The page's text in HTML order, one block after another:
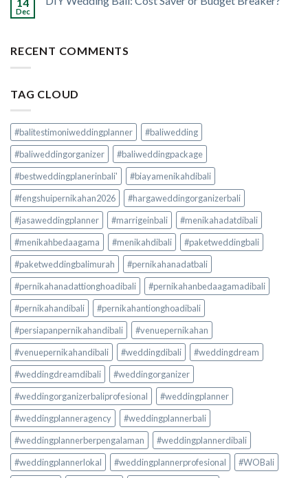
Dec
RECENT COMMENTS
TAG CLOUD
#balitestimoniweddingplanner
#baliwedding
#baliweddingorganizer
#baliweddingpackage
#bestweddingplanerinbali'
#biayamenikahdibali
#fengshuipernikahan2026
#hargaweddingorganizerbali
#jasaweddingplanner
#marrigeinbali
#menikahadatdibali
#menikahbedaagama
#menikahdibali
#paketweddingbali
#paketweddingbalimurah
#pernikahanadatbali
#pernikahanadattionghoadibali
#pernikahanbedaagamadibali
#pernikahandibali
#pernikahantionghoadibali
#persiapanpernikahandibali
#venuepernikahan
#venuepernikahandibali
#weddingdibali
#weddingdream
#weddingdreamdibali
#weddingorganizer
#weddingorganizerbaliprofesional
#weddingplanner
#weddingplanneragency
#weddingplannerbali
#weddingplannerberpengalaman
#weddingplannerdibali
#weddingplannerlokal
#weddingplannerprofesional
#WOBali